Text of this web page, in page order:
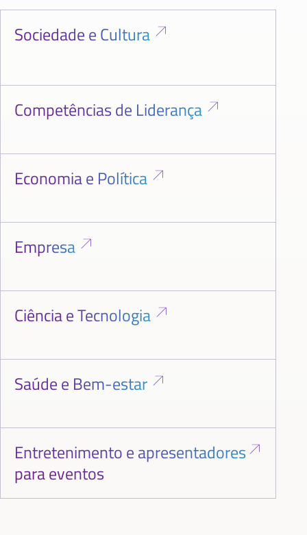
Sociedade e Cultura
Competências de Liderança
Economia e Política
Empresa
Ciência e Tecnologia
Saúde e Bem-estar
Entretenimento e apresentadores
para eventos